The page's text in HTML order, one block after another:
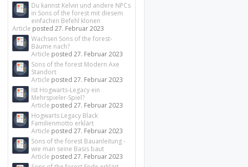
Du kannst Kelvin und andere NPCs
in Sons of the forest mit diesem
einfachen Befehl klonen
Article posted27. Februar 2023
Wachsen Sons of the forest-
Bäume nach?
Article posted27. Februar 2023
Sons of the forest Modern Axe
Standort
Article posted27. Februar 2023
Ist Hogwarts-Legacy ein
Mehrspieler-Spiel?
Article posted27. Februar 2023
Hogwarts Legacy Black
Familienmotto erklärt
Article posted27. Februar 2023
Sons of the forest Bauanleitung -
wie man seine Basis baut
Article posted27. Februar 2023